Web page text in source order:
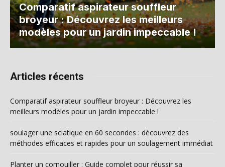
Comparatif aspirateur souffleur
broyeur : Découvrez les meilleurs
modèles pour un jardin impeccable !
Articles récents
Comparatif aspirateur souffleur broyeur : Découvrez les
meilleurs modèles pour un jardin impeccable !
soulager une sciatique en 60 secondes : découvrez des
méthodes efficaces et rapides pour un soulagement immédiat
Planter un cornouiller : Guide complet pour réussir sa